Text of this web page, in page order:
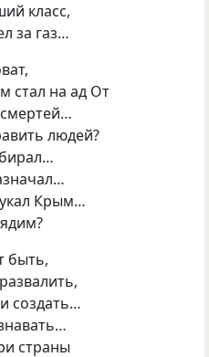
класс,
за газ…
стал на ад От
людей?
Крым…
быть,
создать…
страны